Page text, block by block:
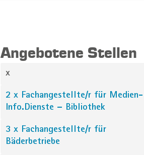
Angebotene Stellen
x
2 x Fachangestellte/r für
Info.Dienste – Bibliothek
3 x Fachangestellte/r für
Bäderbetriebe